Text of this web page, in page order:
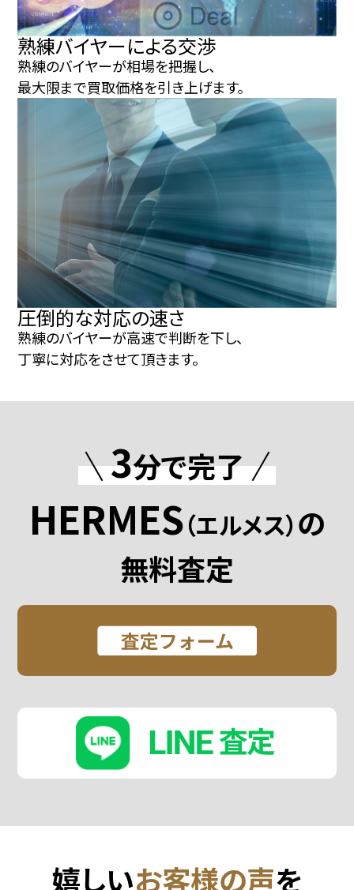
熟練バイヤーによる交渉
熟練のバイヤーが相場を把握し、
最大限まで買取価格を引き上げます。
圧倒的な対応の速さ
熟練のバイヤーが高速で判断を下し、
丁寧に対応をさせて頂きます。
3分で完了
HERMES（エルメス）の
無料査定
嬉しいお客様の声を